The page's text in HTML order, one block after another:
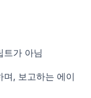
트가 아님
며, 보고하는 에이